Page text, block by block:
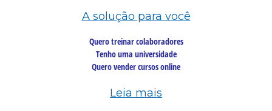
A solução para você
Quero treinar colaboradores
Tenho uma universidade
Quero vender cursos online
Leia mais